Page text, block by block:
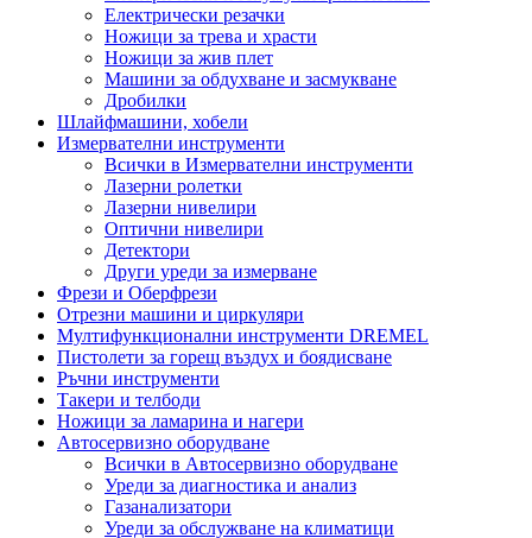
Електрически резачки
Ножици за трева и храсти
Ножици за жив плет
Машини за обдухване и засмукване
Дробилки
Шлайфмашини, хобели
Измервателни инструменти
Всички в Измервателни инструменти
Лазерни ролетки
Лазерни нивелири
Оптични нивелири
Детектори
Други уреди за измерване
Фрези и Оберфрези
Отрезни машини и циркуляри
Мултифункционални инструменти DREMEL
Пистолети за горещ въздух и боядисване
Ръчни инструменти
Такери и телбоди
Ножици за ламарина и нагери
Автосервизно оборудване
Всички в Автосервизно оборудване
Уреди за диагностика и анализ
Газанализатори
Уреди за обслужване на климатици